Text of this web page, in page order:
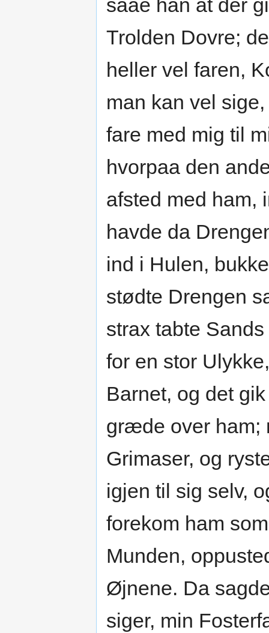
saae han at der
Trolden Dovre;
heller vel faren,
man kan vel
fare med mig til
hvorpaa den
afsted med ham,
havde da
ind i Hulen,
stødte Drengen
strax tabte
for en stor
Barnet, og det
græde over ham;
Grimaser, og
igjen til sig selv,
forekom ham
Munden,
Øjnene. Da
siger, min